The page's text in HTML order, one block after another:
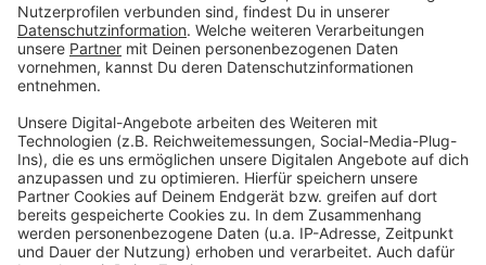
Homepage von D.Live
Anzeige
Anzeige